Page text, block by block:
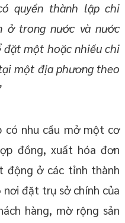
quyền thành lập chi
ở trong nước và nước
đặt một hoặc nhiều chi
một địa phương theo
có nhu cầu mở một cơ
đồng, xuất hóa đơn
động ở các tỉnh thành
đặt trụ sở chính của
hàng, mờ rộng sản